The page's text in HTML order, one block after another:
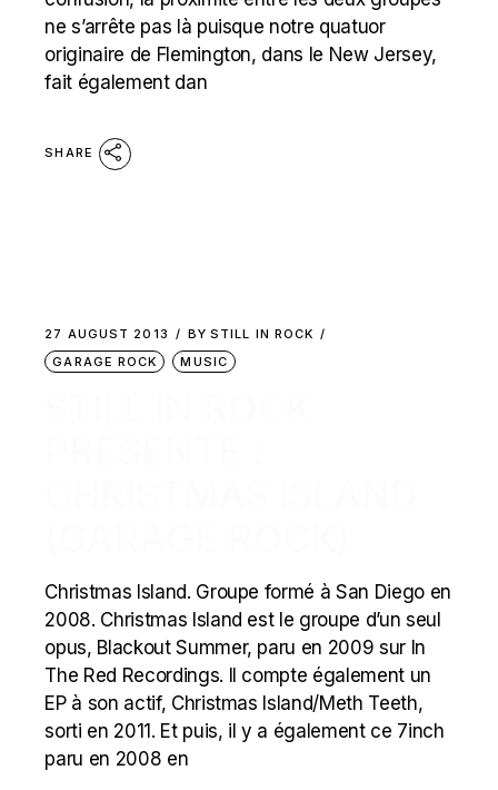
ne s’arrête pas là puisque notre quatuor
originaire de Flemington, dans le New Jersey,
fait également dan
SHARE
27 AUGUST 2013 BY STILL IN ROCK
GARAGE ROCK
MUSIC
Christmas Island. Groupe formé à San Diego en
2008. Christmas Island est le groupe d’un seul
opus, Blackout Summer, paru en 2009 sur In
The Red Recordings. Il compte également un
EP à son actif, Christmas Island/Meth Teeth,
sorti en 2011. Et puis, il y a également ce 7inch
paru en 2008 en